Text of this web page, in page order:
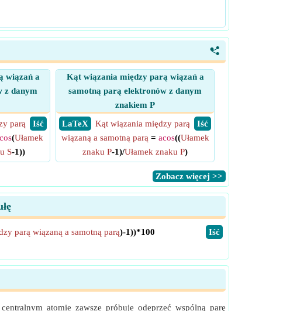
<
wiązań a
z danym
​ Iść
parą
(Ułamek
S-1))
Kąt wiązania między parą wiązań a
samotną parą elektronów z danym
znakiem P
​ LaTeX
​ Iść
Kąt wiązania między parą
wiązaną a samotną parą = acos((Ułamek
znaku P-1)/Ułamek znaku P)
​Zobacz więcej >>
​Iść
parą wiązaną a samotną parą)-1))*100
atomie zawsze próbuje odeprzeć wspólną parę